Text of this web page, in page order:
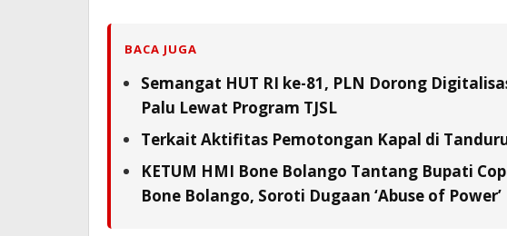
BACA JUGA
Semangat HUT RI ke-81, PLN Dorong
Palu Lewat Program TJSL
Terkait Aktifitas Pemotongan Kapal di
KETUM HMI Bone Bolango Tantang Bupati
Bone Bolango, Soroti Dugaan ‘Abuse of Power’